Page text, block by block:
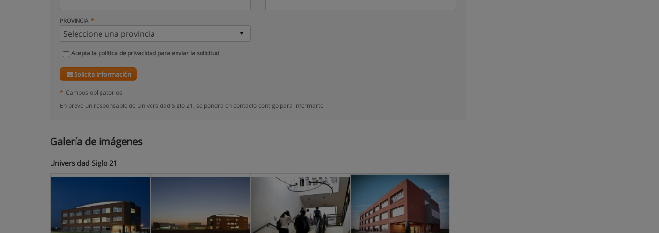
PROVINCIA
Acepta la política de privacidad para enviar la solicitud
Solicita información
* Campos obligatorios
En breve un responsable de Universidad Siglo 21, se pondrá en contacto contigo para informarte
Galería de imágenes
Universidad Siglo 21